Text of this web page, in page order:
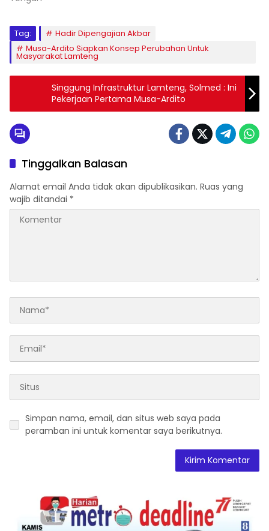
Tag:
Hadir Dipengajian Akbar
Musa-Ardito Siapkan Konsep Perubahan Untuk
Masyarakat Lamteng
Singgung Infrastruktur Lamteng, Solmed : Ini
Pekerjaan Pertama Musa-Ardito
Tinggalkan Balasan
Alamat email Anda tidak akan dipublikasikan. Ruas yang
wajib ditandai *
Simpan nama, email, dan situs web saya pada
peramban ini untuk komentar saya berikutnya.